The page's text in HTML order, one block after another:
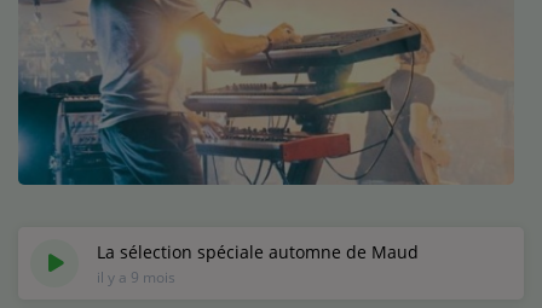
Emissions
Equipes
Médias
Podcasts
La sélection spéciale automne de Maud
il y a 9 mois